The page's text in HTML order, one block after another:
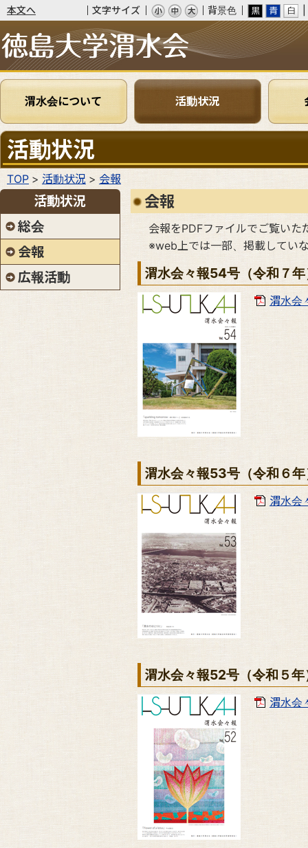
本文へ 文字サイズ 背景色
渭水会
渭水会について 活動状況
活動状況
TOP 活動状況 会報
会報
会報をPDFファイルでご覧いた
※web上では一部、掲載してい
渭水会々報54号（令和７
渭水会
渭水会々報53号（令和６
渭水会
渭水会々報52号（令和５年
渭水会
活動状況
総会
会報
広報活動